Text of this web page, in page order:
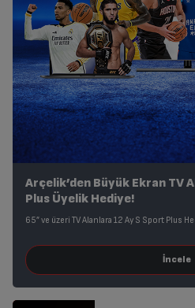
Arçelik’den Büyük Ekran TV
Plus Üyelik Hediye!
65” ve üzeri TV Alanlara 12 Ay S Sport Plus